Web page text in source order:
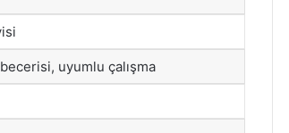
uyumlu çalışma